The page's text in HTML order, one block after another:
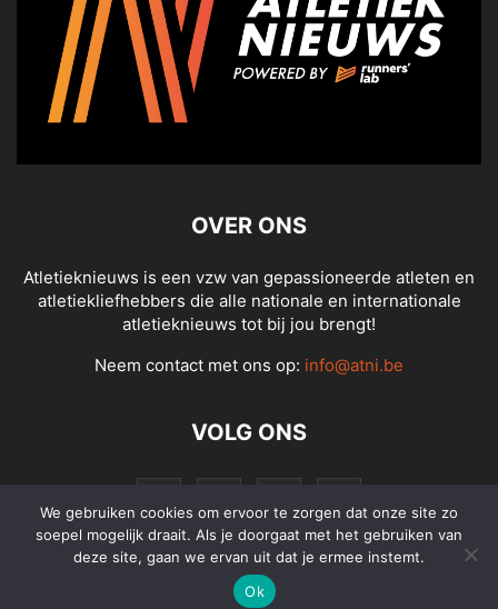
OVER ONS
Atletieknieuws is een vzw van gepassioneerde atleten en
atletiekliefhebbers die alle nationale en internationale
atletieknieuws tot bij jou brengt!
Neem contact met ons op: info@atni.be
VOLG ONS
© Atletieknieuws - Alle rechten voorbehouden
We gebruiken cookies om ervoor te zorgen dat onze site zo
soepel mogelijk draait. Als je doorgaat met het gebruiken van
deze site, gaan we ervan uit dat je ermee instemt.
Ok